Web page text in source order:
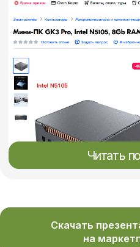
Скачать
на
Что мы выполняем на
основе в рамках развития
на маркетплейсе: